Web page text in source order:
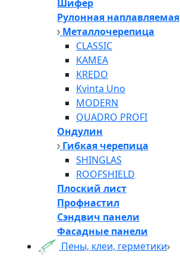
Шифер
Рулонная наплавляемая
Металлочерепица
CLASSIC
KAMEA
KREDO
Kvinta Uno
MODERN
QUADRO PROFI
Ондулин
Гибкая черепица
SHINGLAS
ROOFSHIELD
Плоский лист
Профнастил
Сэндвич панели
Фасадные панели
Пены, клеи, герметики